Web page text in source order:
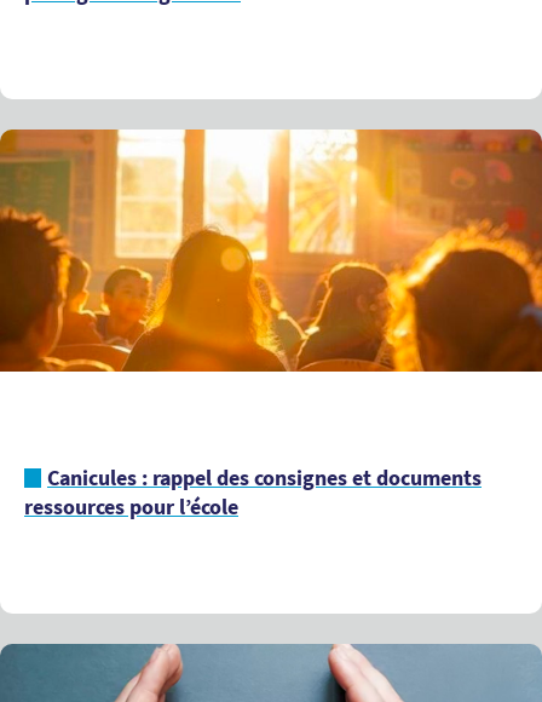
Canicules : rappel des consignes et documents
ressources pour l’école